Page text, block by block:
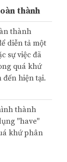
thành
thành
diễn tả một
sự việc đã
quá khứ
đến hiện tại.
thành
"have"
khứ phân